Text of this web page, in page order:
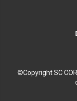
©Copyright SC